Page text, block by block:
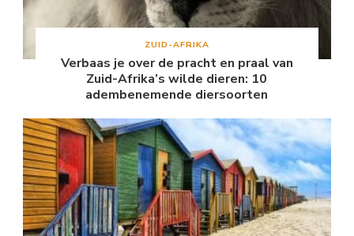
ZUID-AFRIKA
Verbaas je over de pracht en praal van
Zuid-Afrika’s wilde dieren: 10
adembenemende diersoorten